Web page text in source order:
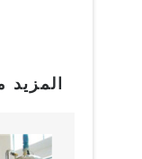
المزيد